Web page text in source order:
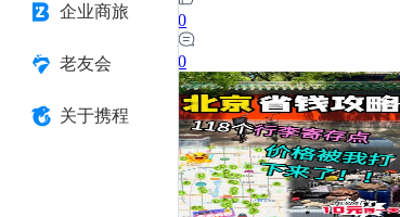
企业商旅
老友会
关于携程
0
0